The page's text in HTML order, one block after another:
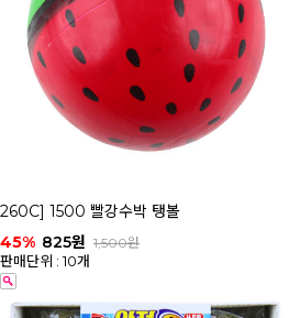
260C] 1500 빨강수박 탱볼
45% 825원 1,500원
판매단위 : 10개